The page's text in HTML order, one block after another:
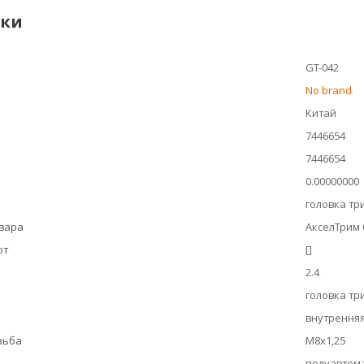
GT-042
No brand
Китай
7446654
7446654
0.00000000
головка
[]
2.4
головка
внутренняя
М8х1,25